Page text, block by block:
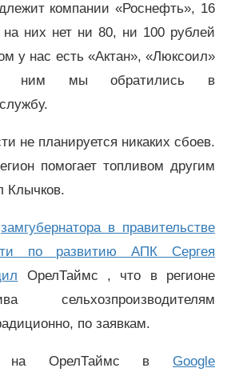
компании «Роснефть», 16
них нет ни 80, ни 100 рублей
у нас есть «Актан», «Люксоил»
ним мы обратились в
не планируется никаких сбоев.
помогает топливом другим
Клычков.
замгубернатора в правительстве
по развитию АПК Сергея
ОрелТаймс , что в регионе
сельхозпроизводителям
по заявкам.
на ОрелТаймс в Google